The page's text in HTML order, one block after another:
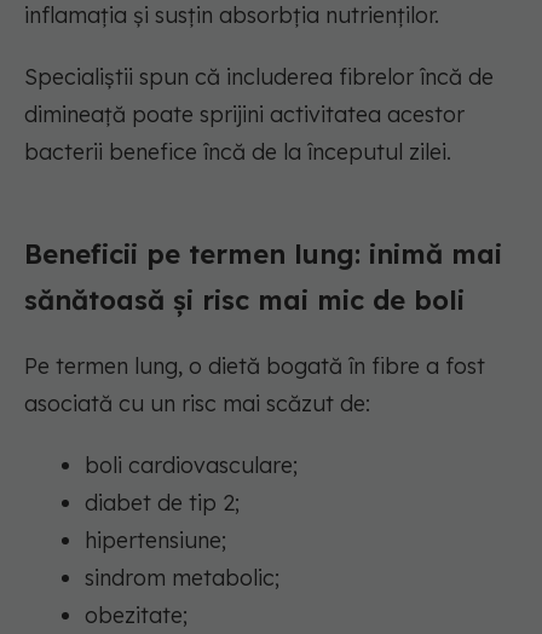
inflamația și susțin absorbția nutrienților.
Specialiștii spun că includerea fibrelor încă de
dimineață poate sprijini activitatea acestor
bacterii benefice încă de la începutul zilei.
Beneficii pe termen lung: inimă mai
sănătoasă și risc mai mic de boli
Pe termen lung, o dietă bogată în fibre a fost
asociată cu un risc mai scăzut de:
boli cardiovasculare;
diabet de tip 2;
hipertensiune;
sindrom metabolic;
obezitate;